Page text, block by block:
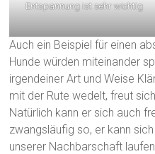
Entspannung ist sehr wichtig
Auch ein Beispiel für einen
Hunde würden miteinander
irgendeiner Art und Weise
mit der Rute wedelt, freut
Natürlich kann er sich auch
zwangsläufig so, er kann
unserer Nachbarschaft